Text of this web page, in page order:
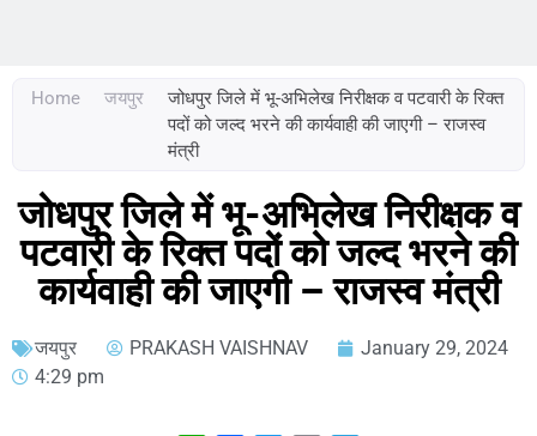
Home जयपुर
जोधपुर जिले में भू-अभिलेख निरीक्षक व पटवारी के रिक्त
पदों को जल्द भरने की कार्यवाही की जाएगी – राजस्व
मंत्री
जोधपुर जिले में भू-अभिलेख निरीक्षक व
पटवारी के रिक्त पदों को जल्द भरने की
कार्यवाही की जाएगी – राजस्व मंत्री
जयपुर PRAKASH VAISHNAV
January 29, 2024
4:29 pm